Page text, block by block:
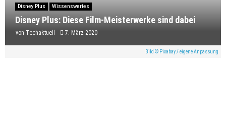
Disney Plus Wissenswertes
Disney Plus: Diese Film-Meisterwerke sind dabei
von Techaktuell 7. März 2020
Bild © Pixabay / eigene Anpassung